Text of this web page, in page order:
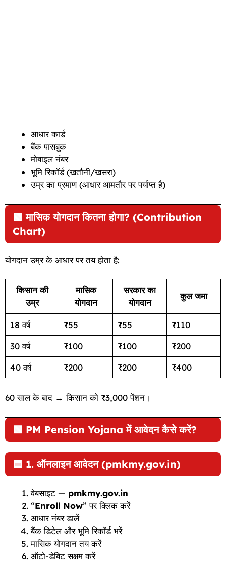
आधार कार्ड
बैंक पासबुक
मोबाइल नंबर
भूमि रिकॉर्ड (खतौनी/खसरा)
उम्र का प्रमाण (आधार आमतौर पर पर्याप्त है)
🟩मासिक योगदान कितना होगा? (Contribution
Chart)
योगदान उम्र के आधार पर तय होता है:
किसान की
उम्र
मासिक
योगदान
सरकार का
योगदान
कुल जमा
18 वर्ष ₹55 ₹55
₹110
30 वर्ष
₹100 ₹100
₹200
40 वर्ष
₹200 ₹200 ₹400
60 साल के बाद → किसान को ₹3,000 पेंशन।
🟩 PM Pension Yojana में आवेदन कैसे करें?
🟦 1. ऑनलाइन आवेदन (pmkmy.gov.in)
वेबसाइट — pmkmy.gov.in
“Enroll Now” पर क्लिक करें
आधार नंबर डालें
बैंक डिटेल और भूमि रिकॉर्ड भरें
मासिक योगदान तय करें
ऑटो-डेबिट सक्षम करें